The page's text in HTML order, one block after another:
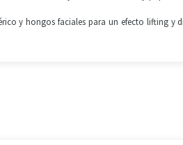
y hongos faciales para un efecto lifting y